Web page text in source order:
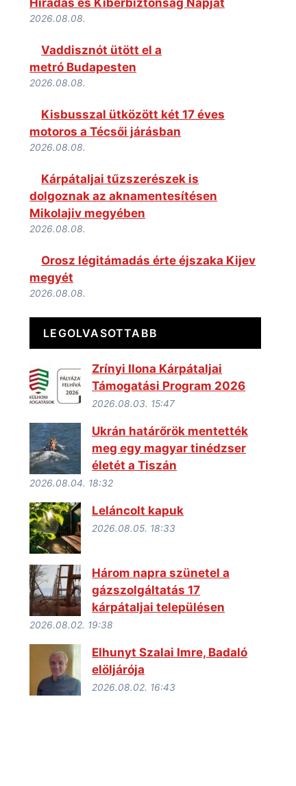
2026.08.08.
Vaddisznót ütött el a
metró Budapesten
2026.08.08.
Kisbusszal ütközött két 17 éves
motoros a Técsői járásban
2026.08.08.
Kárpátaljai tűzszerészek is
dolgoznak az aknamentesítésen
Mikolajiv megyében
2026.08.08.
Orosz légitámadás érte éjszaka Kijev
megyét
2026.08.08.
LEGOLVASOTTABB
Zrínyi Ilona Kárpátaljai
Támogatási Program 2026
2026.08.03. 15:47
Ukrán határőrök mentették
meg egy magyar tinédzser
életét a Tiszán
2026.08.04. 18:32
Leláncolt kapuk
2026.08.05. 18:33
Három napra szünetel a
gázszolgáltatás 17
kárpátaljai településen
2026.08.02. 19:38
Elhunyt Szalai Imre, Badaló
elöljárója
2026.08.02. 16:43